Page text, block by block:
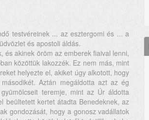
testvéreinek ... az esztergomi és ... a
és apostoli áldás.
és akinek öröm az emberek fiaival lenni,
közöttük lakozzék. Ez nem más, mint
helyezte el, akiket úgy alkotott, hogy
Aztán megáldotta azt az ég
teremje, mint az Úr áldotta
beültetett kertet átadta Benedeknek, az
gondozását, hogy a gonosz vadállatok